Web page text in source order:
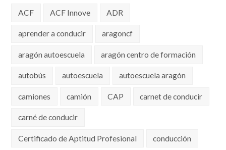
ACF ACF Innove ADR
aprender a conducir aragoncf
aragón autoescuela aragón centro de formación
autobús autoescuela autoescuela aragón
camiones camión CAP carnet de conducir
carné de conducir
Certificado de Aptitud Profesional conducción